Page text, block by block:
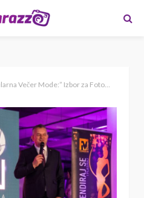
Izbor za Fotomodela Tuzlanskog Kantona Oduševio Publiku i Medije “